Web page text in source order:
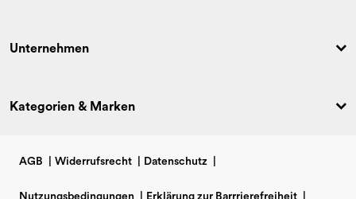
Unternehmen
Kategorien & Marken
AGB Widerrufsrecht Datenschutz